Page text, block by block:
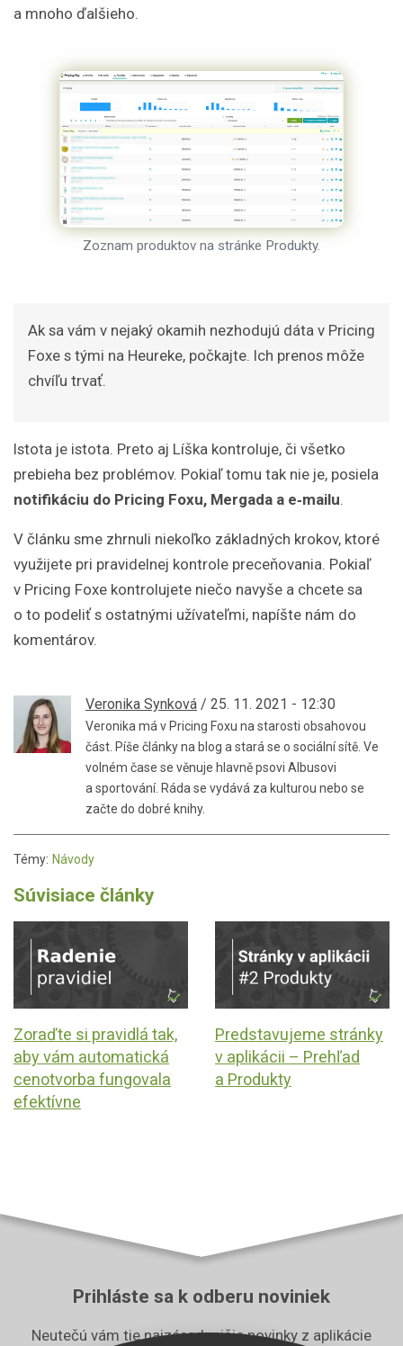
a mnoho ďalšieho.
Zoznam produktov na stránke Produkty.
Ak sa vám v nejaký okamih nezhodujú dáta v Pricing
Foxe s tými na Heureke, počkajte. Ich prenos môže
chvíľu trvať.
Istota je istota. Preto aj Líška kontroluje, či všetko
prebieha bez problémov. Pokiaľ tomu tak nie je, posiela
notifikáciu do Pricing Foxu, Mergada a e‑mailu.
V článku sme zhrnuli niekoľko základných krokov, ktoré
využijete pri pravidelnej kontrole preceňovania. Pokiaľ
v Pricing Foxe kontrolujete niečo navyše a chcete sa
o to podeliť s ostatnými užívateľmi, napíšte nám do
komentárov.
Veronika Synková / 25. 11. 2021 - 12:30
Veronika má v Pricing Foxu na starosti obsahovou
část. Píše články na blog a stará se o sociální sítě. Ve
volném čase se věnuje hlavně psovi Albusovi
a sportování. Ráda se vydává za kulturou nebo se
začte do dobré knihy.
Témy: Návody
Súvisiace články
Zoraďte si pravidlá tak,
aby vám automatická
cenotvorba fungovala
efektívne
Predstavujeme stránky
v aplikácii –⁠ Prehľad
a Produkty
Prihláste sa k odberu noviniek
Neutečú vám tie najzásadnejšie novinky z aplikácie